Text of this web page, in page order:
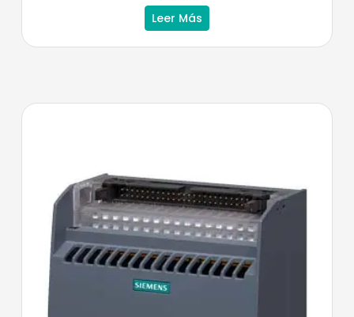
Leer Más